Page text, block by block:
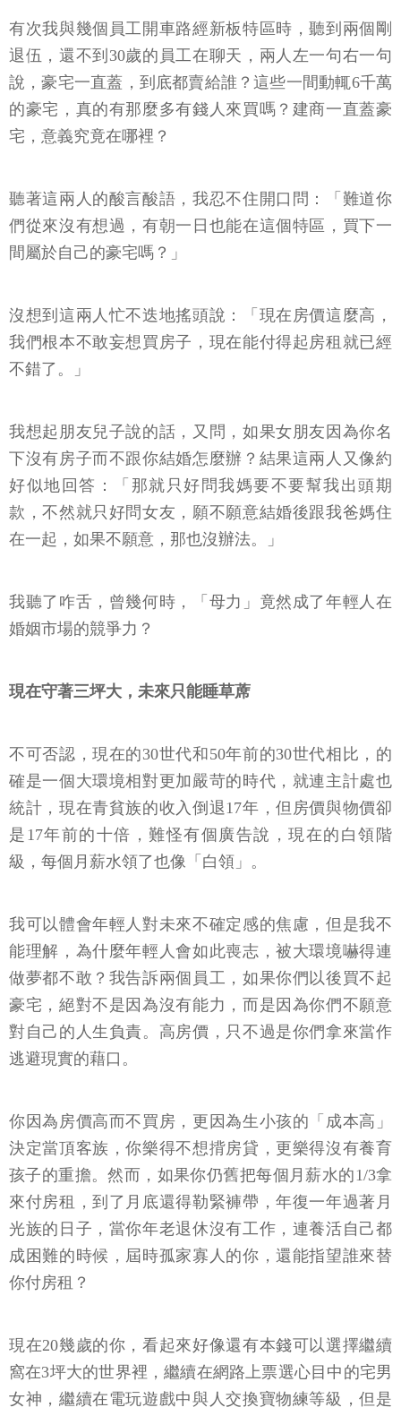
有次我與幾個員工開車路經新板特區時，聽到兩個剛
退伍，還不到30歲的員工在聊天，兩人左一句右一句
說，豪宅一直蓋，到底都賣給誰？這些一間動輒6千萬
的豪宅，真的有那麼多有錢人來買嗎？建商一直蓋豪
宅，意義究竟在哪裡？
聽著這兩人的酸言酸語，我忍不住開口問：「難道你
們從來沒有想過，有朝一日也能在這個特區，買下一
間屬於自己的豪宅嗎？」
沒想到這兩人忙不迭地搖頭說：「現在房價這麼高，
我們根本不敢妄想買房子，現在能付得起房租就已經
不錯了。」
我想起朋友兒子說的話，又問，如果女朋友因為你名
下沒有房子而不跟你結婚怎麼辦？結果這兩人又像約
好似地回答：「那就只好問我媽要不要幫我出頭期
款，不然就只好問女友，願不願意結婚後跟我爸媽住
在一起，如果不願意，那也沒辦法。」
我聽了咋舌，曾幾何時，「母力」竟然成了年輕人在
婚姻市場的競爭力？
現在守著三坪大，未來只能睡草蓆
不可否認，現在的30世代和50年前的30世代相比，的
確是一個大環境相對更加嚴苛的時代，就連主計處也
統計，現在青貧族的收入倒退17年，但房價與物價卻
是17年前的十倍，難怪有個廣告說，現在的白領階
級，每個月薪水領了也像「白領」。
我可以體會年輕人對未來不確定感的焦慮，但是我不
能理解，為什麼年輕人會如此喪志，被大環境嚇得連
做夢都不敢？我告訴兩個員工，如果你們以後買不起
豪宅，絕對不是因為沒有能力，而是因為你們不願意
對自己的人生負責。高房價，只不過是你們拿來當作
逃避現實的藉口。
你因為房價高而不買房，更因為生小孩的「成本高」
決定當頂客族，你樂得不想揹房貸，更樂得沒有養育
孩子的重擔。然而，如果你仍舊把每個月薪水的1/3拿
來付房租，到了月底還得勒緊褲帶，年復一年過著月
光族的日子，當你年老退休沒有工作，連養活自己都
成困難的時候，屆時孤家寡人的你，還能指望誰來替
你付房租？
現在20幾歲的你，看起來好像還有本錢可以選擇繼續
窩在3坪大的世界裡，繼續在網路上票選心目中的宅男
女神，繼續在電玩遊戲中與人交換寶物練等級，但是